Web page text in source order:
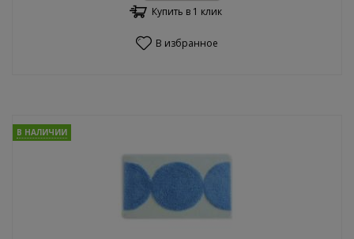
Купить в 1 клик
В избранное
В НАЛИЧИИ